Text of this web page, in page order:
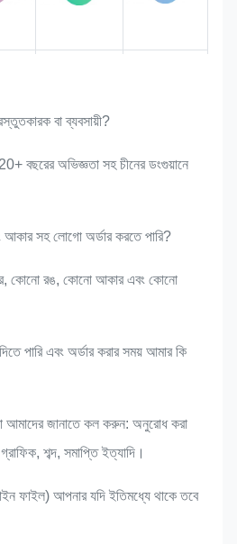
বা ব্যবসায়ী?
বছরের অভিজ্ঞতা সহ চীনের ডংগুয়ানে
সহ লোগো অর্ডার করতে পারি?
কোনো রঙ, কোনো আকার এবং কোনো
পারি এবং অর্ডার করার সময় আমার কি
জানাতে কল করুন: অনুরোধ করা
শব্দ, সমাপ্তি ইত্যাদি।
ফাইল) আপনার যদি ইতিমধ্যে থাকে তবে